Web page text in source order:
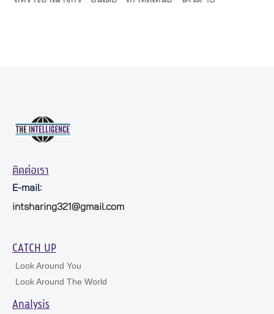
ติดต่อเรา
E-mail:
intsharing321@gmail.com
CATCH UP
Look Around You
Look Around The World
Analysis